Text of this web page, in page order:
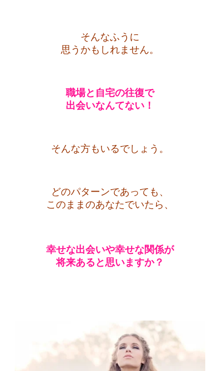
そんなふうに
思うかもしれません。
職場と自宅の往復で
出会いなんてない！
そんな方もいるでしょう。
どのパターンであっても、
このままのあなたでいたら、
幸せな出会いや幸せな関係が
将来あると思いますか？